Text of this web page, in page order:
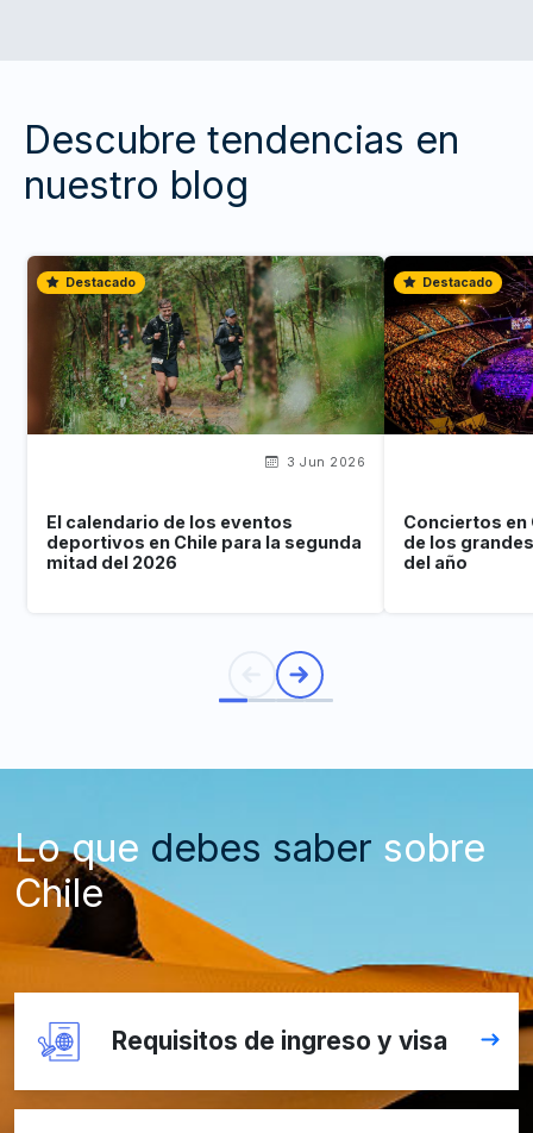
Descubre tendencias en
nuestro blog
Destacado
3 Jun 2026
El calendario de los eventos
deportivos en Chile para la segunda
mitad del 2026
Destacado
Conciertos en
de los
del año
Lo que debes saber sobre
Chile
Requisitos de ingreso y visa